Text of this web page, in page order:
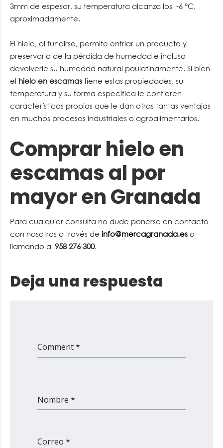
3mm de espesor, su temperatura alcanza los -6 °C,
aproximadamente.
El hielo, al fundirse, permite enfriar un producto y
preservarlo de la pérdida de humedad e incluso
devolverle su humedad natural paulatinamente. Si bien
el hielo en escamas tiene estas propiedades, su
temperatura y su forma específica le confieren
características propias que le dan otras tantas ventajas
en muchos procesos industriales o agroalimentarios.
Comprar hielo en
escamas al por
mayor en Granada
Para cualquier consulta no dude ponerse en contacto
con nosotros a través de info@mercagranada.es o
llamando al 958 276 300.
Deja una respuesta
Comment *
Nombre *
Correo *